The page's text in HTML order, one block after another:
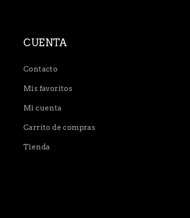
CUENTA
Contacto
Mis favoritos
Mi cuenta
Carrito de compras
Tienda